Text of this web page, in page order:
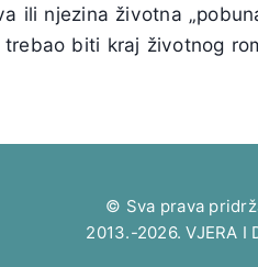
ili njezina životna
biti kraj životnog
© Sva prava
2013.-2026. VJERA I